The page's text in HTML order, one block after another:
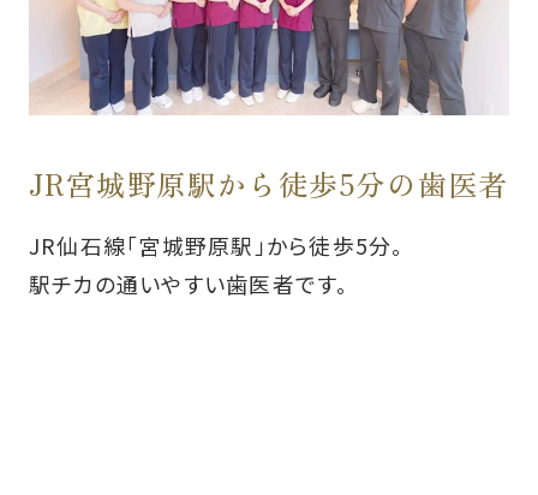
JR宮城野原駅から徒歩5分の歯医者
JR仙石線「宮城野原駅」から徒歩5分。
駅チカの通いやすい歯医者です。